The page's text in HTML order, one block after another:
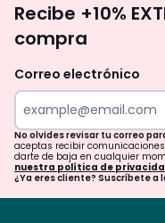
Recibe +10%
compra
Correo electrónico
No olvides revisar tu correo
aceptas recibir
darte de baja en cualquier
nuestra política de
¿Ya eres cliente? Suscríbete